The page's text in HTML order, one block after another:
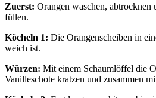
Zuerst: Orangen waschen, abtrocknen
füllen.
Köcheln 1: Die Orangenscheiben in
weich ist.
Würzen: Mit einem Schaumlöffel die
Vanilleschote kratzen und zusammen